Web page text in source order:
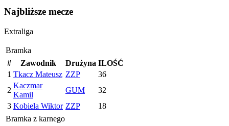
Najbliższe mecze
Extraliga
Bramka
#
Zawodnik Drużyna ILOŚĆ
1 Tkacz Mateusz ZZP
36
2
Kaczmar
Kamil
GUM
32
3 Kobiela Wiktor ZZP
18
Bramka z karnego